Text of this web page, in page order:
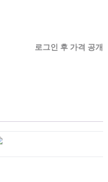
로그인 후 가격 공개